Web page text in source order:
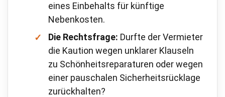
eines Einbehalts für künftige
Nebenkosten.
Die Rechtsfrage: Durfte der Vermieter
die Kaution wegen unklarer Klauseln
zu Schönheitsreparaturen oder wegen
einer pauschalen Sicherheitsrücklage
zurückhalten?